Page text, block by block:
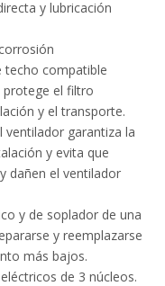
y lubricación
techo compatible
protege el filtro
y el transporte.
ventilador garantiza la
y evita que
dañen el ventilador
y de soplador de una
y reemplazarse
más bajos.
de 3 núcleos.